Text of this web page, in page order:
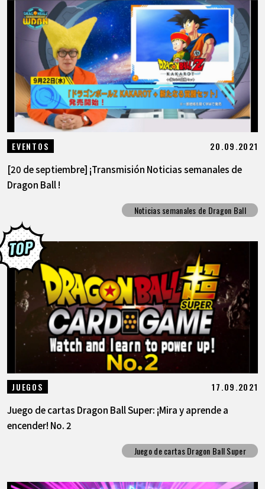
EVENTOS 20.09.2021
[20 de septiembre] ¡Transmisión Noticias semanales de
Dragon Ball !
Noticias semanales de Dragon Ball
JUEGOS 17.09.2021
Juego de cartas Dragon Ball Super: ¡Mira y aprende a
encender! No. 2
Juego de cartas Dragon Ball Super